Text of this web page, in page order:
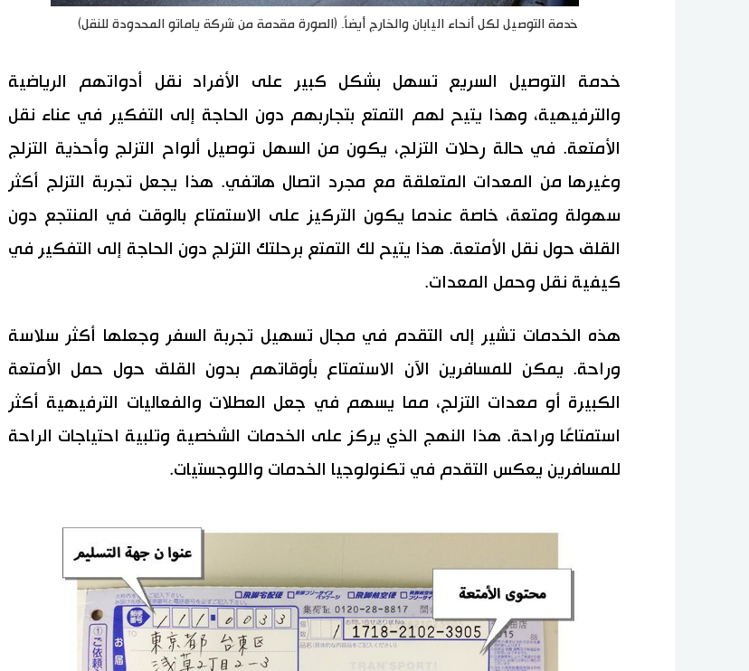
خدمة التوصيل لكل أنحاء اليابان والخارج أيضاً. (الصورة مقدمة من شركة ياماتو المحدودة للنقل)
خدمة التوصيل السريع تسهل بشكل كبير على الأفراد نقل أدواتهم الرياضية
والترفيهية، وهذا يتيح لهم التمتع بتجاربهم دون الحاجة إلى التفكير في عناء نقل
الأمتعة. في حالة رحلات التزلج، يكون من السهل توصيل ألواح التزلج وأحذية التزلج
وغيرها من المعدات المتعلقة مع مجرد اتصال هاتفي. هذا يجعل تجربة التزلج أكثر
سهولة ومتعة، خاصة عندما يكون التركيز على الاستمتاع بالوقت في المنتجع دون
القلق حول نقل الأمتعة. هذا يتيح لك التمتع برحلتك التزلج دون الحاجة إلى التفكير في
كيفية نقل وحمل المعدات.
هذه الخدمات تشير إلى التقدم في مجال تسهيل تجربة السفر وجعلها أكثر سلاسة
وراحة. يمكن للمسافرين الآن الاستمتاع بأوقاتهم بدون القلق حول حمل الأمتعة
الكبيرة أو معدات التزلج، مما يسهم في جعل العطلات والفعاليات الترفيهية أكثر
استمتاعًا وراحة. هذا النهج الذي يركز على الخدمات الشخصية وتلبية احتياجات الراحة
للمسافرين يعكس التقدم في تكنولوجيا الخدمات واللوجستيات.